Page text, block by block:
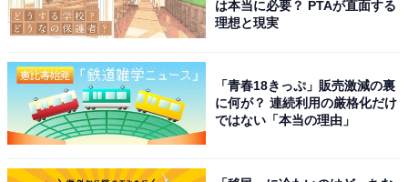
アクセス
所在地：愛媛県松山市鷹子町737番地2
アクセス：【公共交通機関】伊予鉄道郊外電車 横河原線
は本当に必要？ PTAが直面する
理想と現実
「青春18きっぷ」販売激減の裏
に何が？ 連続利用の厳格化だけ
ではない「本当の理由」